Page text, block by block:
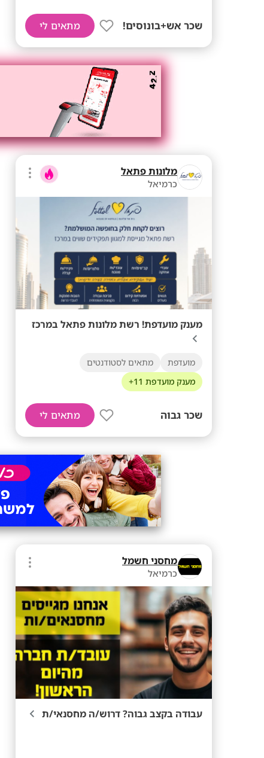
שכר אש+בונוסים! מתאים לי
מלונות פתאל
כרמיאל
מענק מועדפת! רשת מלונות פתאל במרכז
מועדפת
מתאים לסטודנטים
מענק מועדפת 11+
שכר גבוה מתאים לי
מחסני חשמל
כרמיאל
עבודה בקצב גבוה? דרוש/ה מחסנאי/ת